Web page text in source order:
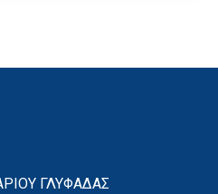
ΓΛΥΦΑΔΑΣ